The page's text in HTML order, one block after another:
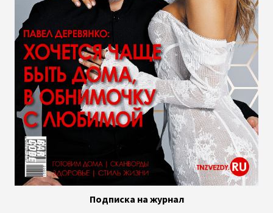
Подписка на журнал